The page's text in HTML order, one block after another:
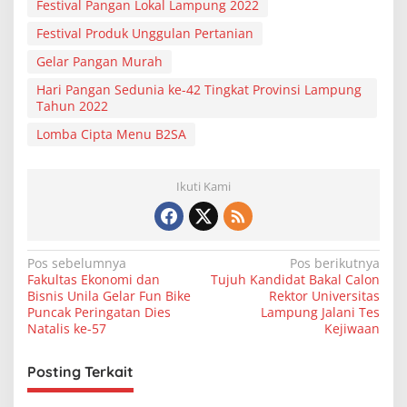
Festival Pangan Lokal Lampung 2022
Festival Produk Unggulan Pertanian
Gelar Pangan Murah
Hari Pangan Sedunia ke-42 Tingkat Provinsi Lampung
Tahun 2022
Lomba Cipta Menu B2SA
Ikuti Kami
N
a
v
g
a
Pos sebelumnya
Fakultas Ekonomi dan
Bisnis Unila Gelar Fun Bike
Puncak Peringatan Dies
Natalis ke-57
Pos berikutnya
Tujuh Kandidat Bakal Calon
Rektor Universitas
Lampung Jalani Tes
Kejiwaan
Posting Terkait